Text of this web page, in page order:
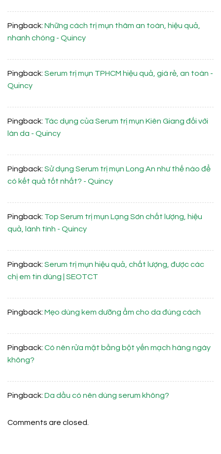
Pingback: Những cách trị mụn thâm an toàn, hiệu quả,
nhanh chóng - Quincy
Pingback: Serum trị mụn TPHCM hiệu quả, giá rẻ, an toàn -
Quincy
Pingback: Tác dụng của Serum trị mụn Kiên Giang đối với
làn da - Quincy
Pingback: Sử dụng Serum trị mụn Long An như thế nào để
có kết quả tốt nhất? - Quincy
Pingback: Top Serum trị mụn Lạng Sơn chất lượng, hiệu
quả, lành tính - Quincy
Pingback: Serum trị mụn hiệu quả, chất lượng, được các
chị em tin dùng | SEOTCT
Pingback: Mẹo dùng kem dưỡng ẩm cho da đúng cách
Pingback: Có nên rửa mặt bằng bột yến mạch hàng ngày
không?
Pingback: Da dầu có nên dùng serum không?
Comments are closed.